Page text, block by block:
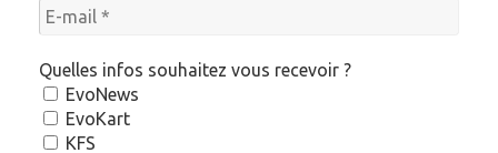
Quelles infos souhaitez vous recevoir ?
EvoNews
EvoKart
KFS